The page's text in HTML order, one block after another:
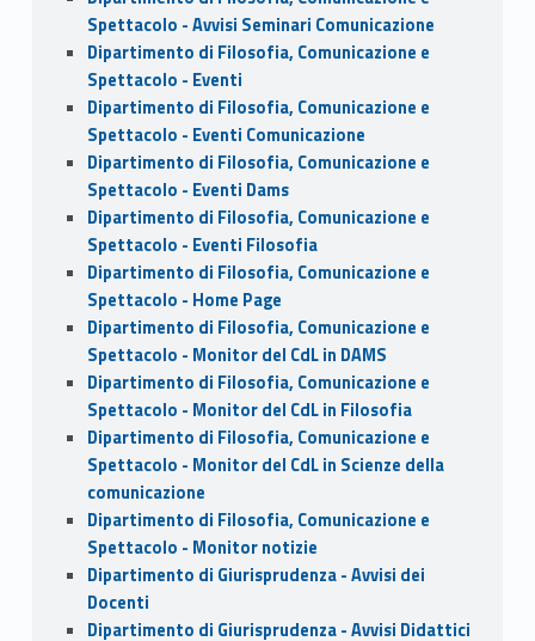
Spettacolo - Avvisi Seminari Comunicazione
Dipartimento di Filosofia, Comunicazione e
Spettacolo - Eventi
Dipartimento di Filosofia, Comunicazione e
Spettacolo - Eventi Comunicazione
Dipartimento di Filosofia, Comunicazione e
Spettacolo - Eventi Dams
Dipartimento di Filosofia, Comunicazione e
Spettacolo - Eventi Filosofia
Dipartimento di Filosofia, Comunicazione e
Spettacolo - Home Page
Dipartimento di Filosofia, Comunicazione e
Spettacolo - Monitor del CdL in DAMS
Dipartimento di Filosofia, Comunicazione e
Spettacolo - Monitor del CdL in Filosofia
Dipartimento di Filosofia, Comunicazione e
Spettacolo - Monitor del CdL in Scienze della
comunicazione
Dipartimento di Filosofia, Comunicazione e
Spettacolo - Monitor notizie
Dipartimento di Giurisprudenza - Avvisi dei
Docenti
Dipartimento di Giurisprudenza - Avvisi Didattici